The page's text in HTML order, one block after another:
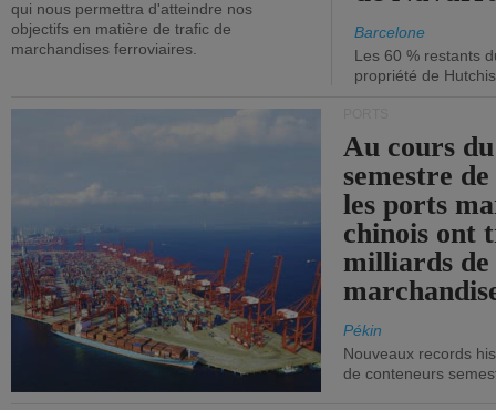
qui nous permettra d'atteindre nos
objectifs en matière de trafic de
marchandises ferroviaires.
Barcelone
Les 60 % restants
propriété de
Au cours
semestre
les ports
chinois ont
milliards de
Pékin
Nouveaux records
de conteneurs